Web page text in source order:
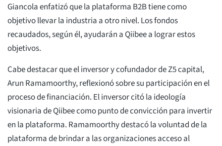
Giancola enfatizó que la plataforma B2B tiene como
objetivo llevar la industria a otro nivel. Los fondos
recaudados, según él, ayudarán a Qiibee a lograr estos
objetivos.
Cabe destacar que el inversor y cofundador de Z5 capital,
Arun Ramamoorthy, reflexionó sobre su participación en el
proceso de financiación. El inversor citó la ideología
visionaria de Qiibee como punto de convicción para invertir
en la plataforma. Ramamoorthy destacó la voluntad de la
plataforma de brindar a las organizaciones acceso al